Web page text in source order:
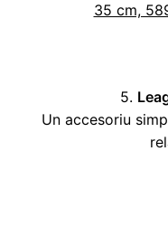
35 cm,
5.
Un accesoriu